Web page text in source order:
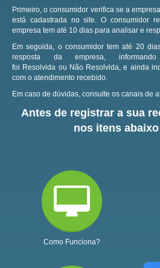
Primeiro, o consumidor verifica se a
está cadastrada no site.O consumidor
empresa tem até 10 dias para analisar e
Em seguida, o consumidor tem até 20
resposta da empresa,
foi Resolvida ou Não Resolvida, e ainda
com o atendimento recebido.
Em caso de dúvidas, consulte os canais de
Antes de registrar a sua
nos itens
Como Funciona?